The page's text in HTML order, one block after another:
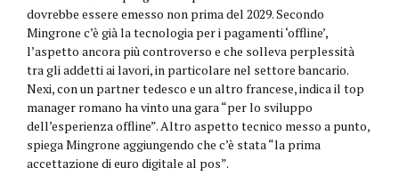
dovrebbe essere emesso non prima del 2029. Secondo
Mingrone c’è già la tecnologia per i pagamenti ‘offline’,
l’aspetto ancora più controverso e che solleva perplessità
tra gli addetti ai lavori, in particolare nel settore bancario.
Nexi, con un partner tedesco e un altro francese, indica il top
manager romano ha vinto una gara “per lo sviluppo
dell’esperienza offline”. Altro aspetto tecnico messo a punto,
spiega Mingrone aggiungendo che c’è stata “la prima
accettazione di euro digitale al pos”.